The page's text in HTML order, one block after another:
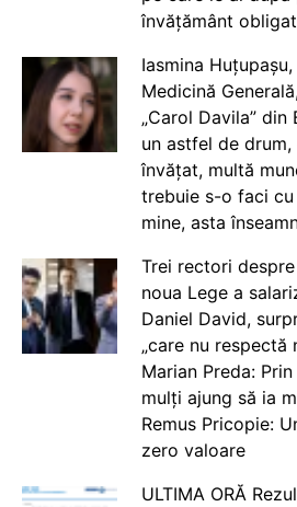
învățământ
Iasmina
Medicină
„Carol Davila”
un astfel de
învățat, multă
trebuie s-o faci
mine, asta
Trei rectori despre
noua Lege a
Daniel David,
„care nu respectă
Marian Preda:
mulți ajung să ia
Remus Pricopie:
zero valoare
ULTIMA ORĂ